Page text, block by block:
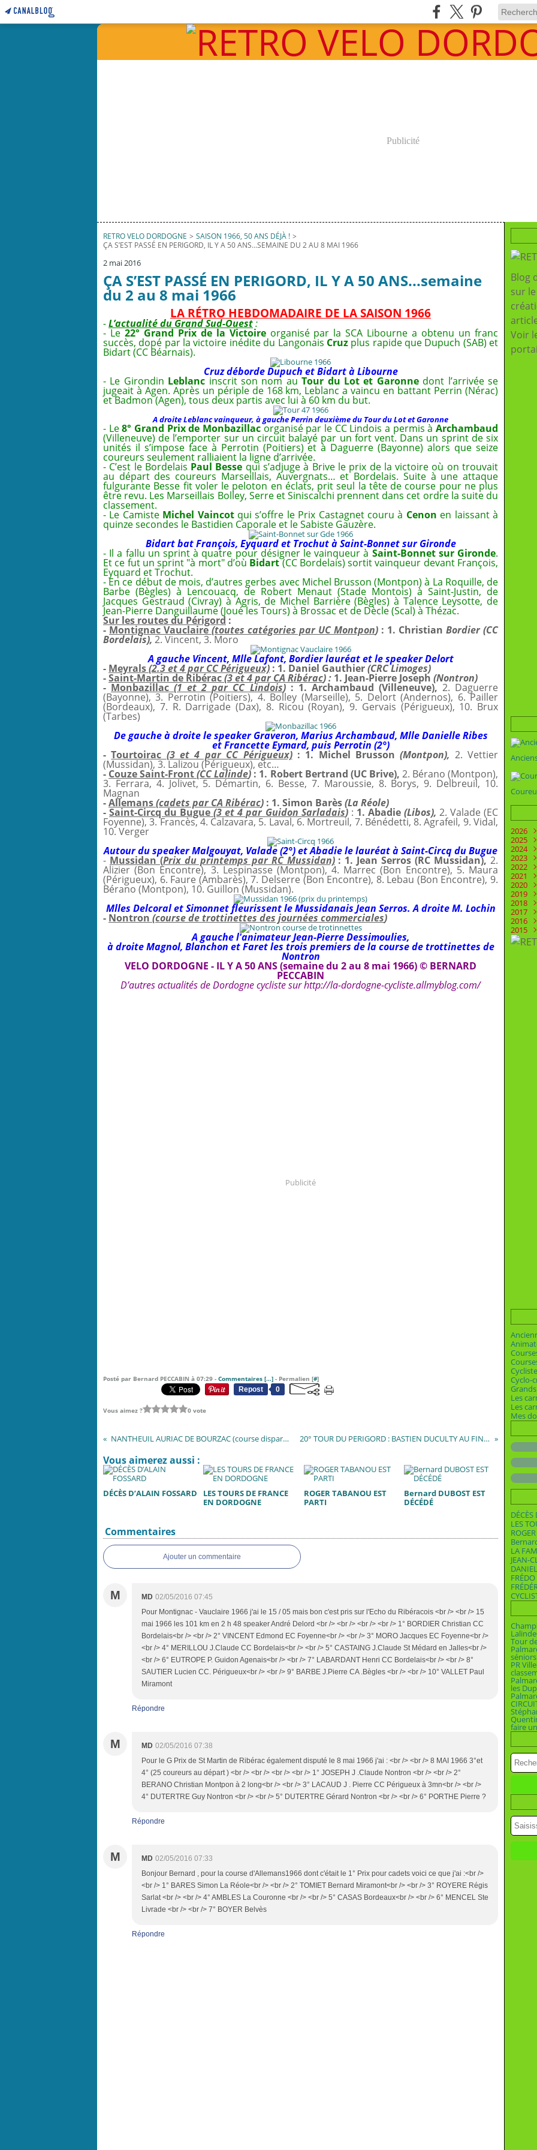
Publicité
RETRO VELO DORDOGNE > SAISON 1966, 50 ANS DÉJÀ ! >
ÇA S’EST PASSÉ EN PERIGORD, IL Y A 50 ANS...SEMAINE DU 2 AU 8 MAI 1966
2 mai 2016
ÇA S’EST PASSÉ EN PERIGORD, IL Y A 50 ANS...semaine
du 2 au 8 mai 1966
LA RÉTRO HEBDOMADAIRE DE LA SAISON 1966
-L’actualité du Grand Sud-Ouest:
- Le 22° Grand Prix de la Victoireorganisé par la SCA Libourne a obtenu un franc
succès, dopé par la victoire inédite du Langonais Cruzplus rapide que Dupuch (SAB) et
Bidart (CC Béarnais).
Cruz déborde Dupuch et Bidart à Libourne
- Le Girondin Leblanc inscrit son nom auTour du Lot et Garonnedont l’arrivée se
jugeait à Agen. Après un périple de 168 km, Leblanc a vaincu en battant Perrin (Nérac)
et Badmon (Agen), tous deux partis avec lui à 60 km du but.
A droite Leblanc vainqueur, à gauche Perrin deuxième du Tour du Lot et Garonne
- Le8° Grand Prix de Monbazillacorganisé par le CC Lindois a permis àArchambaud
(Villeneuve) de l’emporter sur un circuit balayé par un fort vent. Dans un sprint de six
unités il s’impose face à Perrotin (Poitiers) et à Daguerre (Bayonne) alors que seize
coureurs seulement ralliaient la ligne d’arrivée.
- C’est le Bordelais Paul Besse qui s’adjuge à Brive le prix de la victoire où on trouvait
au départ des coureurs Marseillais, Auvergnats… et Bordelais. Suite à une attaque
fulgurante Besse fit voler le peloton en éclats, prit seul la tête de course pour ne plus
être revu. Les Marseillais Bolley, Serre et Siniscalchi prennent dans cet ordre la suite du
classement.
- Le Camiste Michel Vaincotqui s’offre le Prix Castagnet couru à Cenon en laissant à
quinze secondes le Bastidien Caporale et le Sabiste Gauzère.
Bidart bat François, Eyquard et Trochut à Saint-Bonnet sur Gironde
- Il a fallu un sprint à quatre pour désigner le vainqueur à Saint-Bonnet sur Gironde.
Et ce fut un sprint "à mort" d’où Bidart(CC Bordelais) sortit vainqueur devant François,
Eyquard et Trochut.
- En ce début de mois, d’autres gerbes avec Michel Brusson (Montpon) à La Roquille, de
Barbe (Bègles) à Lencouacq, de Robert Menaut (Stade Montois) à Saint-Justin, de
Jacques Gestraud (Civray) à Agris, de Michel Barrière (Bègles) à Talence Leysotte, de
Jean-Pierre Danguillaume (Joué les Tours) à Brossac et de Dècle (Scal) à Thézac.
Sur les routes du Périgord :
- Montignac Vauclaire(toutes catégories par UC Montpon) : 1. Christian Bordier (CC
Bordelais), 2. Vincent, 3. Moro
A gauche Vincent, Mlle Lafont, Bordier lauréat et le speaker Delort
- Meyrals(2.3 et 4 par CC Périgueux) : 1. Daniel Gauthier(CRC Limoges)
-Saint-Martin de Ribérac(3 et 4 par CA Ribérac) : 1. Jean-Pierre Joseph (Nontron)
- Monbazillac(1 et 2 par CC Lindois): 1. Archambaud (Villeneuve), 2. Daguerre
(Bayonne), 3. Perrotin (Poitiers), 4. Bolley (Marseille), 5. Delort (Andernos), 6. Pailler
(Bordeaux), 7. R. Darrigade (Dax), 8. Ricou (Royan), 9. Gervais (Périgueux), 10. Brux
(Tarbes)
De gauche à droite le speaker Graveron, Marius Archambaud, Mlle Danielle Ribes
et Francette Eymard, puis Perrotin (2°)
-Tourtoirac (3 et 4 par CC Périgueux): 1. Michel Brusson(Montpon), 2. Vettier
(Mussidan), 3. Lalizou (Périgueux), etc…
- Couze Saint-Front(CC Lalinde) : 1. Robert Bertrand (UC Brive), 2. Bérano (Montpon),
3. Ferrara, 4. Jolivet, 5. Démartin, 6. Besse, 7. Maroussie, 8. Borys, 9. Delbreuil, 10.
Magnan
-Allemans(cadets par CA Ribérac) : 1. Simon Barès(La Réole)
-Saint-Circq du Bugue(3 et 4 par Guidon Sarladais): 1. Abadie (Libos), 2. Valade (EC
Foyenne), 3. Francès, 4. Calzavara, 5. Laval, 6. Mortreuil, 7. Bénédetti, 8. Agrafeil, 9. Vidal,
10. Verger
Autour du speaker Malgouyat, Valade (2°) et Abadie le lauréat à Saint-Circq du Bugue
- Mussidan (Prix du printemps par RC Mussidan): 1. Jean Serros (RC Mussidan), 2.
Alizier (Bon Encontre), 3. Lespinasse (Montpon), 4. Marrec (Bon Encontre), 5. Maura
(Périgueux), 6. Faure (Ambarès), 7. Delserre (Bon Encontre), 8. Lebau (Bon Encontre), 9.
Bérano (Montpon), 10. Guillon (Mussidan).
Mlles Delcoral et Simonnet fleurissent le Mussidanais Jean Serros. A droite M. Lochin
- Nontron (course de trottinettes des journées commerciales)
A gauche l'animateur Jean-Pierre Dessimoulies,
à droite Magnol, Blanchon et Faret les trois premiers de la course de trottinettes de
Nontron
VELO DORDOGNE - IL Y A 50 ANS (semaine du 2 au 8 mai 1966) © BERNARD
PECCABIN
D’autres actualités de Dordogne cycliste surhttp://la-dordogne-cycliste.allmyblog.com/
Publicité
Posté par Bernard PECCABIN à 07:29 - Commentaires […] - Permalien [#]
Repost
0
Vous aimez ? 0 vote
NANTHEUIL AURIAC DE BOURZAC (course disparue) 20° TOUR DU PERIGORD : BASTIEN DUCULTY AU FINAL
Vous aimerez aussi :
DÉCÈS D’ALAIN FOSSARD
LES TOURS DE FRANCE
EN DORDOGNE
ROGER TABANOU EST
PARTI
Bernard DUBOST EST
DÉCÉDÉ
Commentaires
Ajouter un commentaire
M MD 02/05/2016 07:45
Pour Montignac - Vauclaire 1966 j'ai le 15 / 05 mais bon c'est pris sur l'Echo du Ribéracois <br /> <br /> 15
mai 1966 les 101 km en 2 h 48 speaker André Delord <br /> <br /> <br /> <br /> 1° BORDIER Christian CC
Bordelais<br /> <br /> 2° VINCENT Edmond EC Foyenne<br /> <br /> 3° MORO Jacques EC Foyenne<br />
<br /> 4° MERILLOU J.Claude CC Bordelais<br /> <br /> 5° CASTAING J.Claude St Médard en Jalles<br />
<br /> 6° EUTROPE P. Guidon Agenais<br /> <br /> 7° LABARDANT Henri CC Bordelais<br /> <br /> 8°
SAUTIER Lucien CC. Périgueux<br /> <br /> 9° BARBE J.Pierre CA .Bègles <br /> <br /> 10° VALLET Paul
Miramont
Répondre
M MD 02/05/2016 07:38
Pour le G Prix de St Martin de Ribérac également disputé le 8 mai 1966 j'ai : <br /> <br /> 8 MAI 1966 3°et
4° (25 coureurs au départ ) <br /> <br /> <br /> <br /> 1° JOSEPH J .Claude Nontron <br /> <br /> 2°
BERANO Christian Montpon à 2 long<br /> <br /> 3° LACAUD J . Pierre CC Périgueux à 3mn<br /> <br />
4° DUTERTRE Guy Nontron <br /> <br /> 5° DUTERTRE Gérard Nontron <br /> <br /> 6° PORTHE Pierre ?
Répondre
M MD 02/05/2016 07:33
Bonjour Bernard , pour la course d'Allemans1966 dont c'était le 1° Prix pour cadets voici ce que j'ai :<br />
<br /> 1° BARES Simon La Réole<br /> <br /> 2° TOMIET Bernard Miramont<br /> <br /> 3° ROYERE Régis
Sarlat <br /> <br /> 4° AMBLES La Couronne <br /> <br /> 5° CASAS Bordeaux<br /> <br /> 6° MENCEL Ste
Livrade <br /> <br /> 7° BOYER Belvès
Répondre
Blog
sur
Voir
2026
Juillet
Juin
Mai
2025
Août
Juillet
Juin
Mai
Avril
Mars
2024
Août
Mai
Mars
2023
Août
Juillet
Juin
Mai
2022
Août
Juillet
Juin
Mai
2021
Août
Juillet
Juin
Mai
2020
Août
Juin
2019
2018
2017
2016
2015
Cyclo-
Les
Les
Mes
DÉCÈS
LES
LA
JEAN-
Lalinde
Tour
séniors
PR
les
faire